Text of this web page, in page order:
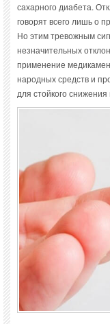
сахарного диабета.
говорят всего лишь о
Но этим тревожным
незначительных
применение
народных средств и
для стойкого